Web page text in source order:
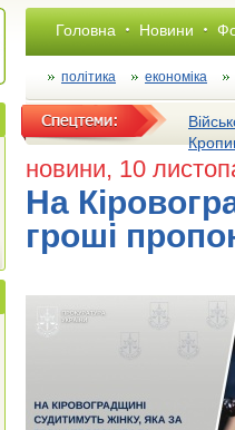
Головна Новини
політика економіка
новини, 10
На
гроші